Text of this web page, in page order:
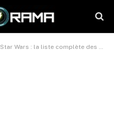
Star Wars : la liste complète des films et séries à venir